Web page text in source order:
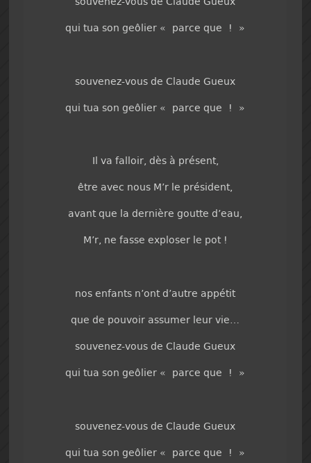
qui tua son geôlier « parce que ! »
souvenez-vous de Claude Gueux
qui tua son geôlier « parce que ! »
Il va falloir, dès à présent,
être avec nous M’r le président,
avant que la dernière goutte d’eau,
M’r, ne fasse exploser le pot !
nos enfants n’ont d’autre appétit
que de pouvoir assumer leur vie…
souvenez-vous de Claude Gueux
qui tua son geôlier « parce que ! »
souvenez-vous de Claude Gueux
qui tua son geôlier « parce que ! »